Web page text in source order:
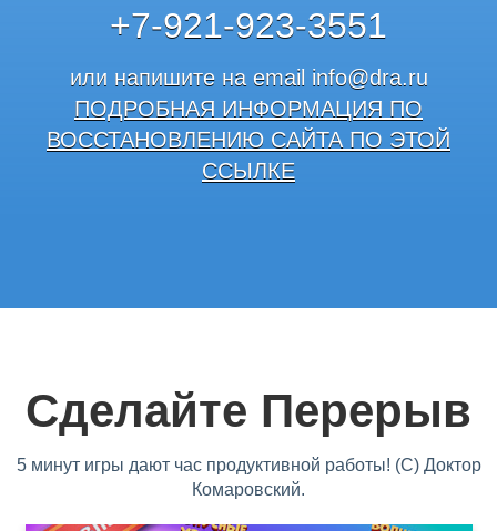
+7-921-923-3551
или напишите на email info@dra.ru
ПОДРОБНАЯ ИНФОРМАЦИЯ ПО
ВОССТАНОВЛЕНИЮ САЙТА ПО ЭТОЙ
ССЫЛКЕ
Сделайте Перерыв
5 минут игры дают час продуктивной работы! (С) Доктор
Комаровский.